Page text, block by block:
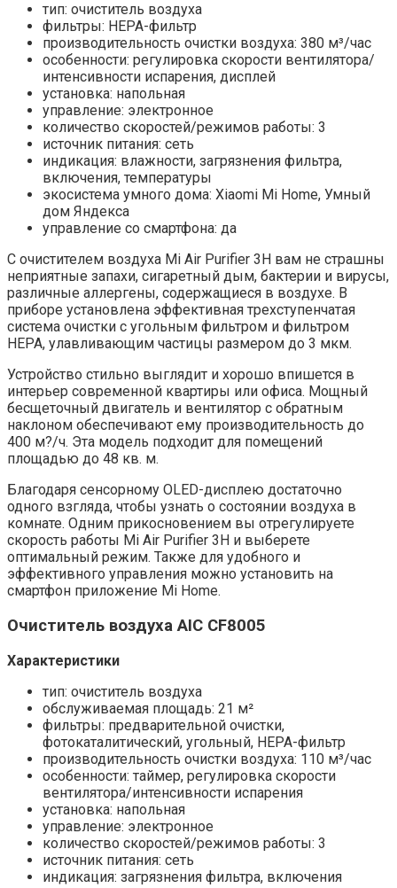
тип: очиститель воздуха
фильтры: HEPA-фильтр
производительность очистки воздуха: 380 м³/час
особенности: регулировка скорости вентилятора/
интенсивности испарения, дисплей
установка: напольная
управление: электронное
количество скоростей/режимов работы: 3
источник питания: сеть
индикация: влажности, загрязнения фильтра,
включения, температуры
экосистема умного дома: Xiaomi Mi Home, Умный
дом Яндекса
управление со смартфона: да
С очистителем воздуха Mi Air Purifier 3H вам не страшны
неприятные запахи, сигаретный дым, бактерии и вирусы,
различные аллергены, содержащиеся в воздухе. В
приборе установлена эффективная трехступенчатая
система очистки с угольным фильтром и фильтром
HEPA, улавливающим частицы размером до 3 мкм.
Устройство стильно выглядит и хорошо впишется в
интерьер современной квартиры или офиса. Мощный
бесщеточный двигатель и вентилятор с обратным
наклоном обеспечивают ему производительность до
400 м?/ч. Эта модель подходит для помещений
площадью до 48 кв. м.
Благодаря сенсорному OLED-дисплею достаточно
одного взгляда, чтобы узнать о состоянии воздуха в
комнате. Одним прикосновением вы отрегулируете
скорость работы Mi Air Purifier 3H и выберете
оптимальный режим. Также для удобного и
эффективного управления можно установить на
смартфон приложение Mi Home.
Очиститель воздуха AIC CF8005
Характеристики
тип: очиститель воздуха
обслуживаемая площадь: 21 м²
фильтры: предварительной очистки,
фотокаталитический, угольный, HEPA-фильтр
производительность очистки воздуха: 110 м³/час
особенности: таймер, регулировка скорости
вентилятора/интенсивности испарения
установка: напольная
управление: электронное
количество скоростей/режимов работы: 3
источник питания: сеть
индикация: загрязнения фильтра, включения